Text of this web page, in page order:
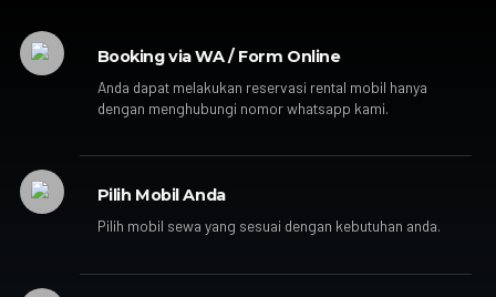
Booking via WA / Form Online
Anda dapat melakukan reservasi rental mobil hanya
dengan menghubungi nomor whatsapp kami.
Pilih Mobil Anda
Pilih mobil sewa yang sesuai dengan kebutuhan anda.